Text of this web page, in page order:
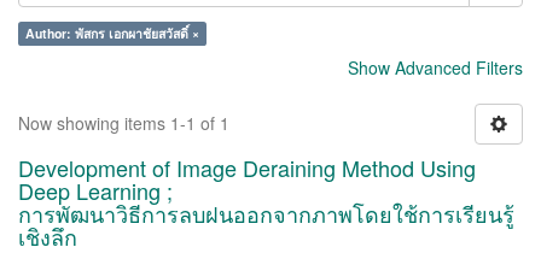
Author: พัสกร เอกผาชัยสวัสดิ์ ×
Show Advanced Filters
Now showing items 1-1 of 1
Development of Image Deraining Method Using
Deep Learning ;
การพัฒนาวิธีการลบฝนออกจากภาพโดยใช้การเรียนรู้
เชิงลึก